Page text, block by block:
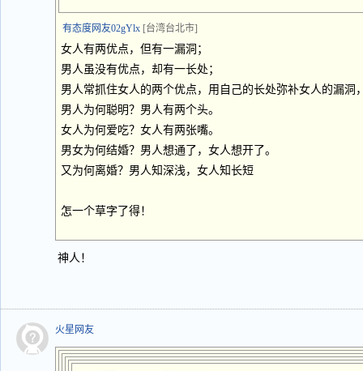
有态度网友02gYlx [台湾台北市]
女人有两优点，但有一漏洞；
男人虽没有优点，却有一长处；
男人常抓住女人的两个优点，用自己的长处弥补女人的漏洞
男人为何聪明？男人有两个头。
女人为何爱吃？女人有两张嘴。
男女为何结婚？男人想通了，女人想开了。
又为何离婚？男人知深浅，女人知长短
怎一个草字了得！
神人！
火星网友